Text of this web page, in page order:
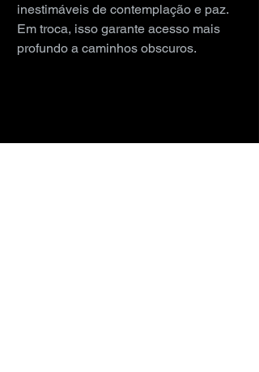
inestimáveis de contemplação e paz.
Em troca, isso garante acesso mais
profundo a caminhos obscuros.